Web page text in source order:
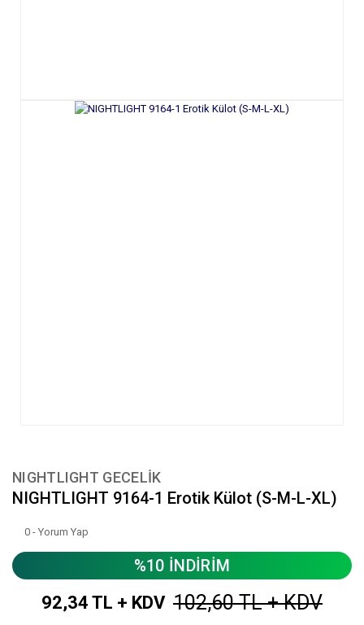
NIGHTLIGHT GECELİK
NIGHTLIGHT 9164-1 Erotik Külot (S-M-L-XL)
0 - Yorum Yap
%10 İNDİRİM
92,34 TL + KDV 102,60 TL + KDV